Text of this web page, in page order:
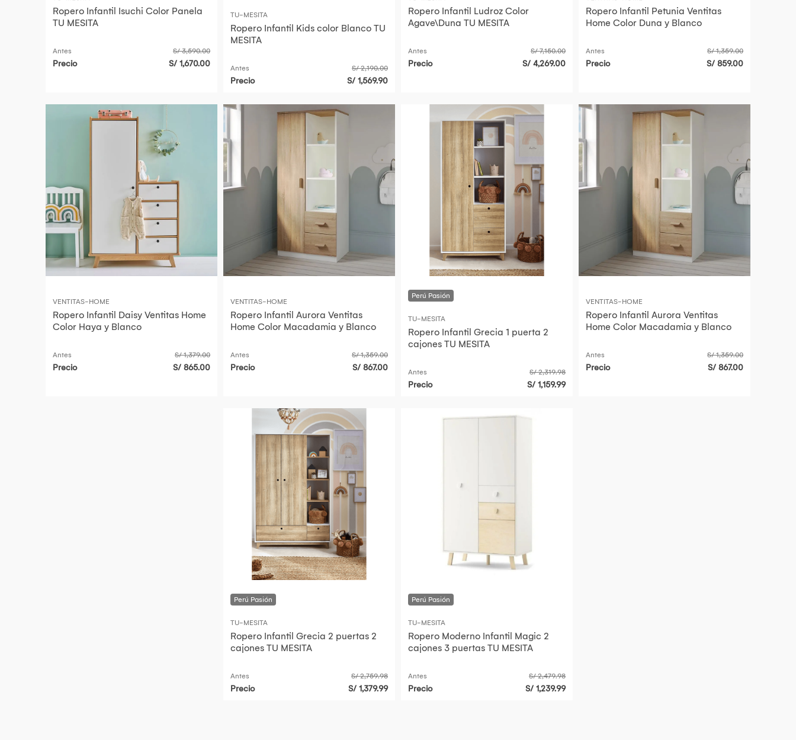
Ropero Infantil Isuchi Color Panela
TU MESITA
Antes S/ 3,590.00
Precio S/ 1,670.00
TU-MESITA
Ropero Infantil Kids color Blanco TU
MESITA
Antes S/ 2,190.00
Precio S/ 1,569.90
Ropero Infantil Ludroz Color
Agave\Duna TU MESITA
Antes S/ 7,150.00
Precio S/ 4,269.00
Ropero Infantil Petunia Ventitas
Home Color Duna y Blanco
Antes S/ 1,359.00
Precio S/ 859.00
VENTITAS-HOME
Ropero Infantil Daisy Ventitas Home
Color Haya y Blanco
Antes S/ 1,379.00
Precio S/ 865.00
VENTITAS-HOME
Ropero Infantil Aurora Ventitas
Home Color Macadamia y Blanco
Antes S/ 1,359.00
Precio S/ 867.00
TU-MESITA
Ropero Infantil Grecia 1 puerta 2
cajones TU MESITA
Antes S/ 2,319.98
Precio S/ 1,159.99
VENTITAS-HOME
Ropero Infantil Aurora Ventitas
Home Color Macadamia y Blanco
Antes S/ 1,359.00
Precio S/ 867.00
TU-MESITA
Ropero Infantil Grecia 2 puertas 2
cajones TU MESITA
Antes S/ 2,759.98
Precio S/ 1,379.99
TU-MESITA
Ropero Moderno Infantil Magic 2
cajones 3 puertas TU MESITA
Antes S/ 2,479.98
Precio S/ 1,239.99